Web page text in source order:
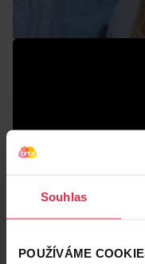
Souhlas
POUŽÍVÁME